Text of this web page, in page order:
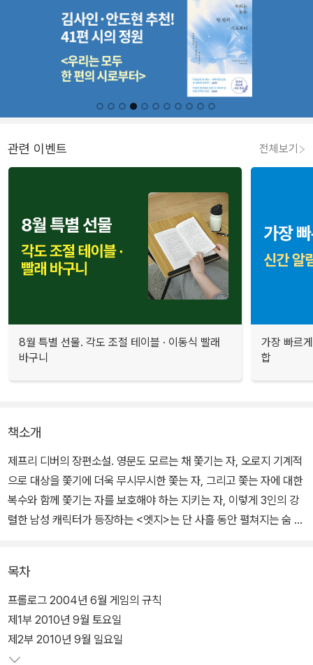
관련 이벤트 전체보기
8월 특별 선물. 각도 조절 테이블 · 이동식 빨래
바구니
가장 빠르
합
책소개
제프리 디버의 장편소설. 영문도 모르는 채 쫓기는 자, 오로지 기계적
으로 대상을 쫓기에 더욱 무시무시한 쫓는 자, 그리고 쫓는 자에 대한
복수와 함께 쫓기는 자를 보호해야 하는 지키는 자, 이렇게 3인의 강
렬한 남성 캐릭터가 등장하는 <엣지>는 단 사흘 동안 펼쳐지는 숨 막
제프리 디버는 이번에도 어떠한 위험 속에서도 대상을 안전하게 보호
하는 정부 비밀 기관 소속의 경호관, 일명 양치기(shepherd)와 정보
추출 전문가 캘꾼(lifter)을 등장시켜 극적 요소와 함께 새로운 재미를
더한다. 출간 후 뉴욕 타임스 베스트셀러 최상위권을 기록했으며 201
목차
프롤로그 2004년 6월 게임의 규칙
제1부 2010년 9월 토요일
제2부 2010년 9월 일요일